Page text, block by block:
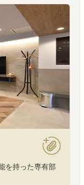
を持った専有部